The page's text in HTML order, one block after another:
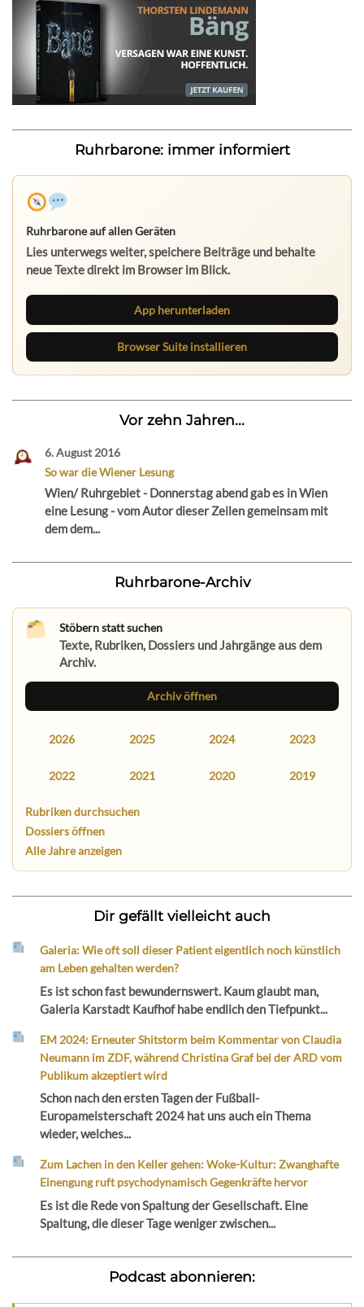
Ruhrbarone: immer informiert
Ruhrbarone auf allen Geräten
Lies unterwegs weiter, speichere Beiträge und behalte
neue Texte direkt im Browser im Blick.
App herunterladen
Browser Suite installieren
Vor zehn Jahren...
6. August 2016
So war die Wiener Lesung
Wien/ Ruhrgebiet - Donnerstag abend gab es in Wien
eine Lesung - vom Autor dieser Zeilen gemeinsam mit
dem dem...
Ruhrbarone-Archiv
Stöbern statt suchen
Texte, Rubriken, Dossiers und Jahrgänge aus dem
Archiv.
Archiv öffnen
2026 2025 2024 2023
2022 2021 2020 2019
Rubriken durchsuchen
Dossiers öffnen
Alle Jahre anzeigen
Dir gefällt vielleicht auch
Galeria: Wie oft soll dieser Patient eigentlich noch künstlich
am Leben gehalten werden?
Es ist schon fast bewundernswert. Kaum glaubt man,
Galeria Karstadt Kaufhof habe endlich den Tiefpunkt...
EM 2024: Erneuter Shitstorm beim Kommentar von Claudia
Neumann im ZDF, während Christina Graf bei der ARD vom
Publikum akzeptiert wird
Schon nach den ersten Tagen der Fußball-
Europameisterschaft 2024 hat uns auch ein Thema
wieder, welches...
Zum Lachen in den Keller gehen: Woke-Kultur: Zwanghafte
Einengung ruft psychodynamisch Gegenkräfte hervor
Es ist die Rede von Spaltung der Gesellschaft. Eine
Spaltung, die dieser Tage weniger zwischen...
Podcast abonnieren: